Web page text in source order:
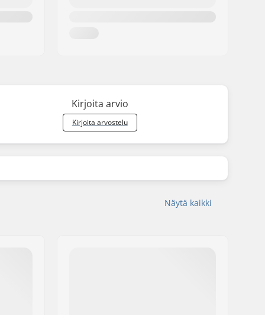
Kirjoita arvio
Kirjoita arvostelu
Näytä kaikki